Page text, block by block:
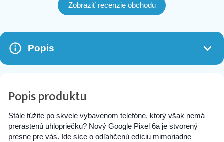
Zobraziť recenzie obchodu
Popis
Popis produktu
Stále túžite po skvele vybavenom telefóne, ktorý však nemá
prerastenú uhlopriečku? Nový Google Pixel 6a je stvorený
presne pre vás. Ide síce o odľahčenú edíciu mimoriadne